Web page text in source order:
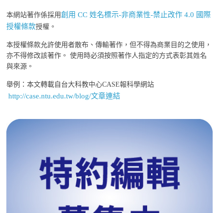
本網站著作係採用創用 CC 姓名標示-非商業性-禁止改作 4.0 國際
授權條款授權。
本授權條款允許使用者散布、傳輸著作，但不得為商業目的之使用，
亦不得修改該著作。 使用時必須按照著作人指定的方式表彰其姓名
與來源。
舉例：本文轉載自台大科教中心CASE報科學網站
http://case.ntu.edu.tw/blog/文章連結